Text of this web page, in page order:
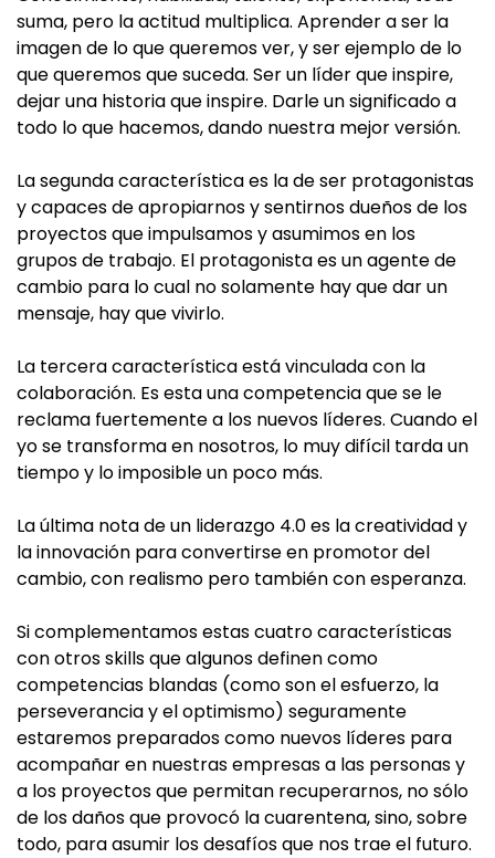
suma, pero la actitud multiplica. Aprender a ser la
imagen de lo que queremos ver, y ser ejemplo de lo
que queremos que suceda. Ser un líder que inspire,
dejar una historia que inspire. Darle un significado a
todo lo que hacemos, dando nuestra mejor versión.
La segunda característica es la de ser protagonistas
y capaces de apropiarnos y sentirnos dueños de los
proyectos que impulsamos y asumimos en los
grupos de trabajo. El protagonista es un agente de
cambio para lo cual no solamente hay que dar un
mensaje, hay que vivirlo.
La tercera característica está vinculada con la
colaboración. Es esta una competencia que se le
reclama fuertemente a los nuevos líderes. Cuando el
yo se transforma en nosotros, lo muy difícil tarda un
tiempo y lo imposible un poco más.
La última nota de un liderazgo 4.0 es la creatividad y
la innovación para convertirse en promotor del
cambio, con realismo pero también con esperanza.
Si complementamos estas cuatro características
con otros skills que algunos definen como
competencias blandas (como son el esfuerzo, la
perseverancia y el optimismo) seguramente
estaremos preparados como nuevos líderes para
acompañar en nuestras empresas a las personas y
a los proyectos que permitan recuperarnos, no sólo
de los daños que provocó la cuarentena, sino, sobre
todo, para asumir los desafíos que nos trae el futuro.